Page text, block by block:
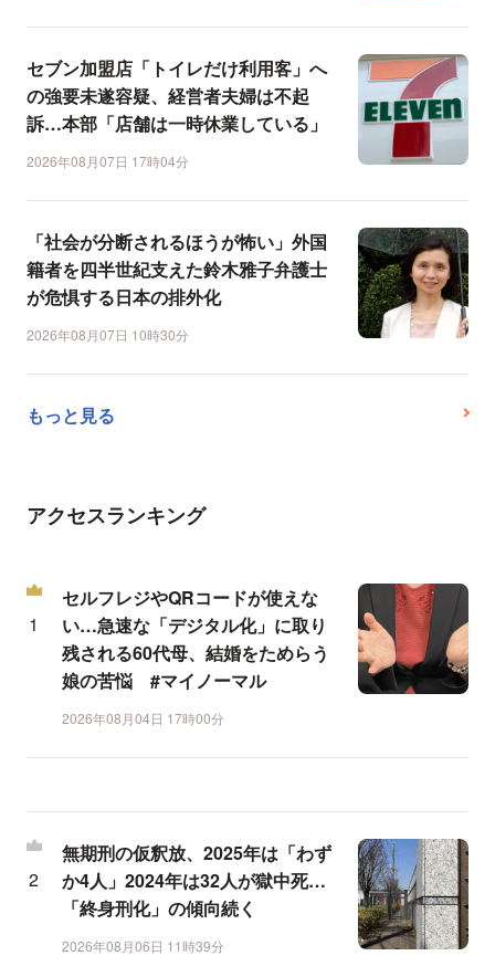
セブン加盟店「トイレだけ利用客」へ
の強要未遂容疑、経営者夫婦は不起
訴…本部「店舗は一時休業している」
2026年08月07日 17時04分
「社会が分断されるほうが怖い」外国
籍者を四半世紀支えた鈴木雅子弁護士
が危惧する日本の排外化
2026年08月07日 10時30分
もっと見る
アクセスランキング
セルフレジやQRコードが使えな
い…急速な「デジタル化」に取り
残される60代母、結婚をためらう
娘の苦悩 #マイノーマル
2026年08月04日 17時00分
無期刑の仮釈放、2025年は「わず
か4人」2024年は32人が獄中死…
「終身刑化」の傾向続く
2026年08月06日 11時39分